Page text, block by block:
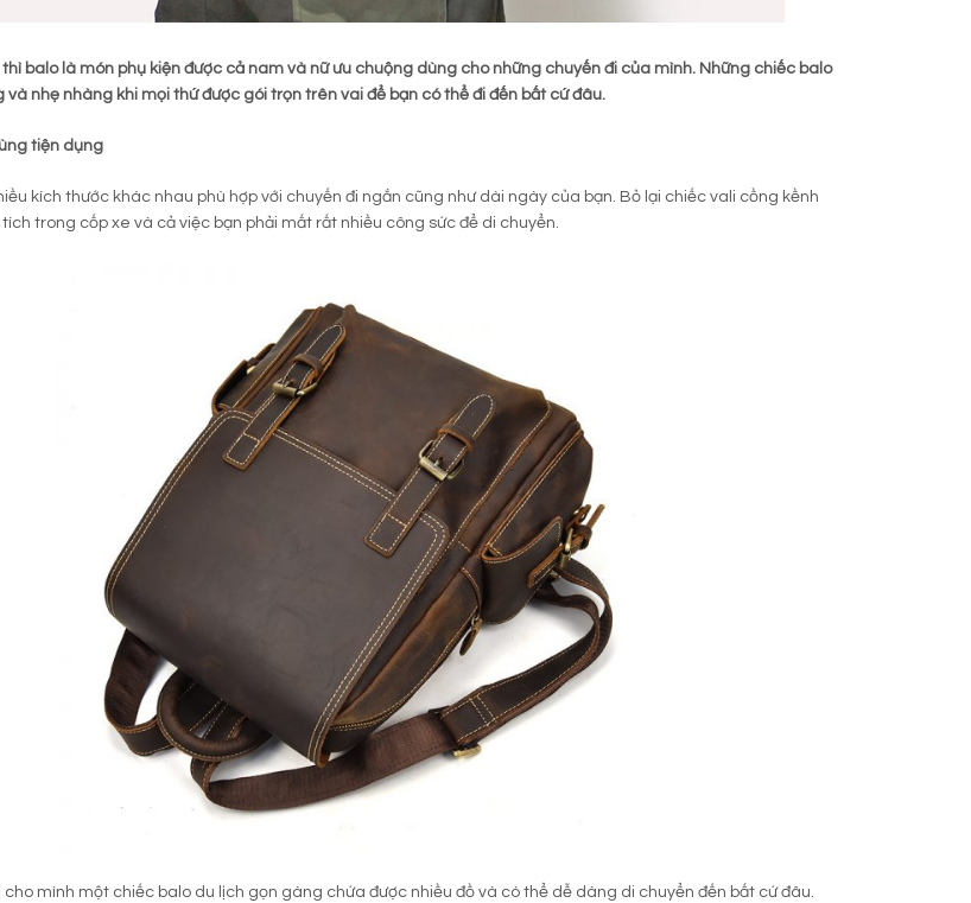
balo là món phụ kiện được cả nam và nữ ưu chuộng dùng cho những chuyến đi của mình. Những chiếc balo
và nhẹ nhàng khi mọi thứ được gói trọn trên vai để bạn có thể đi đến bất cứ đâu.
tiện dụng
kích thước khác nhau phù hợp với chuyến đi ngắn cũng như dài ngày của bạn. Bỏ lại chiếc vali cồng kềnh
trong cốp xe và cả việc bạn phải mất rất nhiều công sức để di chuyển.
cho mình một chiếc balo du lịch gọn gàng chứa được nhiều đồ và có thể dễ dàng di chuyển đến bất cứ đâu.